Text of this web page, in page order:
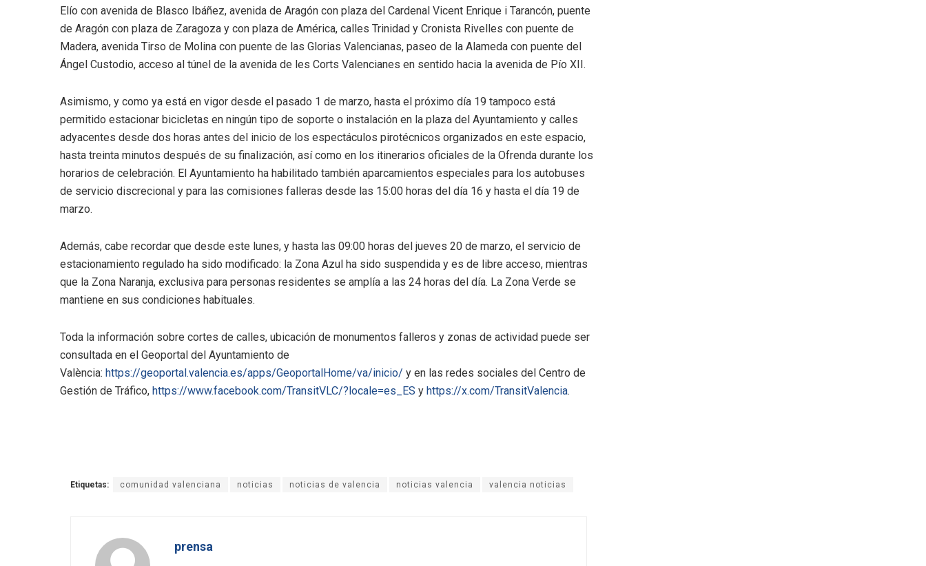
Elío con avenida de Blasco Ibáñez, avenida de Aragón con plaza del Cardenal Vicent Enrique i Tarancón, puente
de Aragón con plaza de Zaragoza y con plaza de América, calles Trinidad y Cronista Rivelles con puente de
Madera, avenida Tirso de Molina con puente de las Glorias Valencianas, paseo de la Alameda con puente del
Ángel Custodio, acceso al túnel de la avenida de les Corts Valencianes en sentido hacia la avenida de Pío XII.
Asimismo, y como ya está en vigor desde el pasado 1 de marzo, hasta el próximo día 19 tampoco está
permitido estacionar bicicletas en ningún tipo de soporte o instalación en la plaza del Ayuntamiento y calles
adyacentes desde dos horas antes del inicio de los espectáculos pirotécnicos organizados en este espacio,
hasta treinta minutos después de su finalización, así como en los itinerarios oficiales de la Ofrenda durante los
horarios de celebración. El Ayuntamiento ha habilitado también aparcamientos especiales para los autobuses
de servicio discrecional y para las comisiones falleras desde las 15:00 horas del día 16 y hasta el día 19 de
marzo.
Además, cabe recordar que desde este lunes, y hasta las 09:00 horas del jueves 20 de marzo, el servicio de
estacionamiento regulado ha sido modificado: la Zona Azul ha sido suspendida y es de libre acceso, mientras
que la Zona Naranja, exclusiva para personas residentes se amplía a las 24 horas del día. La Zona Verde se
mantiene en sus condiciones habituales.
Toda la información sobre cortes de calles, ubicación de monumentos falleros y zonas de actividad puede ser
consultada en el Geoportal del Ayuntamiento de
València: https://geoportal.valencia.es/apps/GeoportalHome/va/inicio/ y en las redes sociales del Centro de
Gestión de Tráfico, https://www.facebook.com/TransitVLC/?locale=es_ES y https://x.com/TransitValencia.
Etiquetas: comunidad valenciana noticias noticias de valencia noticias valencia valencia noticias
prensa